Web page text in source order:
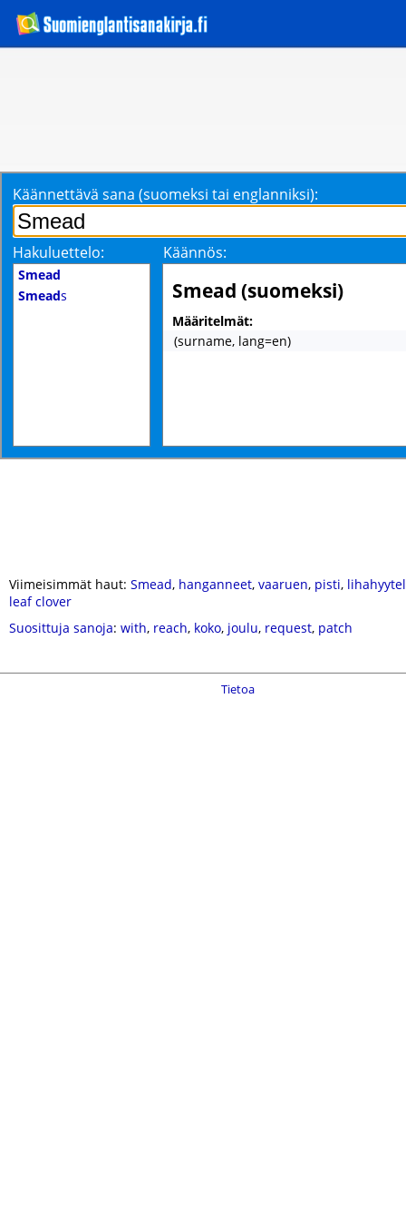
Käännettävä sana (suomeksi tai englanniksi):
Hakuluettelo: Käännös:
Smead
Smeads Smead (suomeksi)
Määritelmät:
(surname, lang=en)
Viimeisimmät haut: Smead, hanganneet, vaaruen, pisti,
leaf clover
Suosittuja sanoja: with, reach, koko, joulu, request, patch
Tietoa